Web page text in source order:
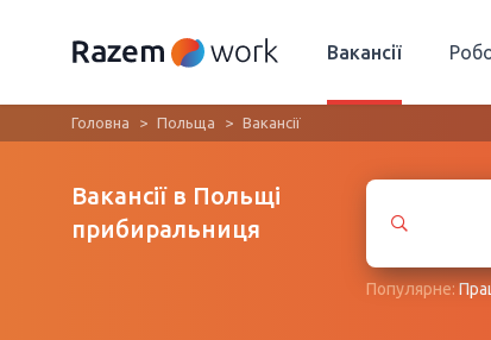
Вакансії
Головна Польща Вакансії
Вакансії в Польщі
прибиральниця
Популярне: